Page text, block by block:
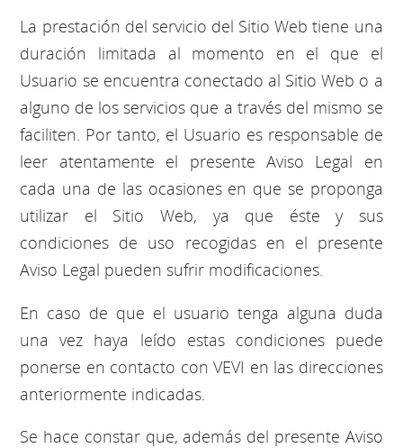
La prestación del servicio del Sitio Web tiene una
duración limitada al momento en el que el
Usuario se encuentra conectado al Sitio Web o a
alguno de los servicios que a través del mismo se
faciliten. Por tanto, el Usuario es responsable de
leer atentamente el presente Aviso Legal en
cada una de las ocasiones en que se proponga
utilizar el Sitio Web, ya que éste y sus
condiciones de uso recogidas en el presente
Aviso Legal pueden sufrir modificaciones.
En caso de que el usuario tenga alguna duda
una vez haya leído estas condiciones puede
ponerse en contacto con VEVI en las direcciones
anteriormente indicadas.
Se hace constar que, además del presente Aviso